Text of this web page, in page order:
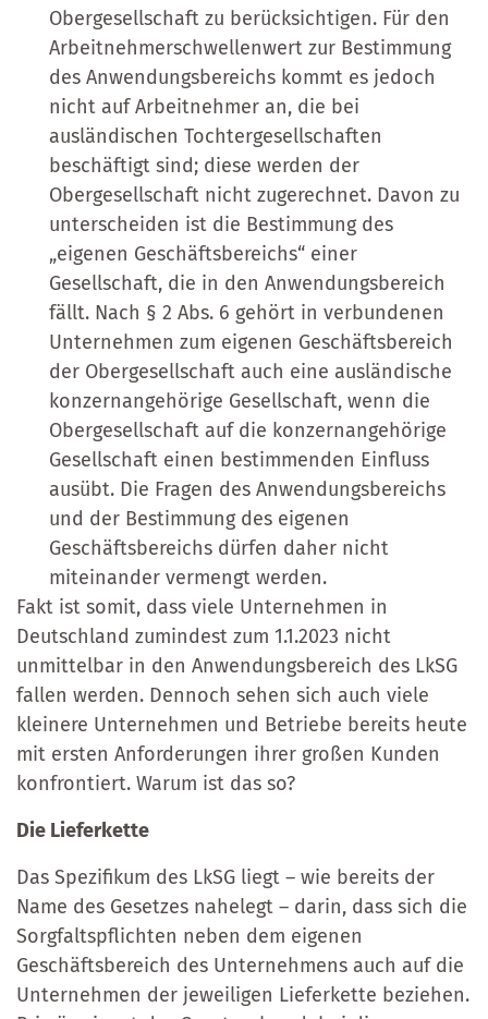
Obergesellschaft zu berücksichtigen. Für den
Arbeitnehmerschwellenwert zur Bestimmung
des Anwendungsbereichs kommt es jedoch
nicht auf Arbeitnehmer an, die bei
ausländischen Tochtergesellschaften
beschäftigt sind; diese werden der
Obergesellschaft nicht zugerechnet. Davon zu
unterscheiden ist die Bestimmung des
„eigenen Geschäftsbereichs“ einer
Gesellschaft, die in den Anwendungsbereich
fällt. Nach § 2 Abs. 6 gehört in verbundenen
Unternehmen zum eigenen Geschäftsbereich
der Obergesellschaft auch eine ausländische
konzernangehörige Gesellschaft, wenn die
Obergesellschaft auf die konzernangehörige
Gesellschaft einen bestimmenden Einfluss
ausübt. Die Fragen des Anwendungsbereichs
und der Bestimmung des eigenen
Geschäftsbereichs dürfen daher nicht
miteinander vermengt werden.
Fakt ist somit, dass viele Unternehmen in
Deutschland zumindest zum 1.1.2023 nicht
unmittelbar in den Anwendungsbereich des LkSG
fallen werden. Dennoch sehen sich auch viele
kleinere Unternehmen und Betriebe bereits heute
mit ersten Anforderungen ihrer großen Kunden
konfrontiert. Warum ist das so?
Die Lieferkette
Das Spezifikum des LkSG liegt – wie bereits der
Name des Gesetzes nahelegt – darin, dass sich die
Sorgfaltspflichten neben dem eigenen
Geschäftsbereich des Unternehmens auch auf die
Unternehmen der jeweiligen Lieferkette beziehen.